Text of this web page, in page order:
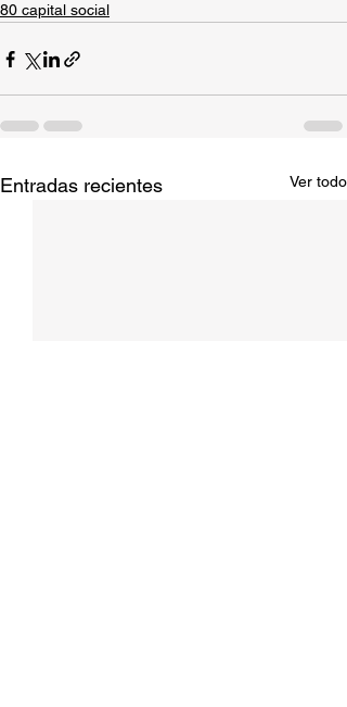
80 capital social
Entradas recientes Ver todo